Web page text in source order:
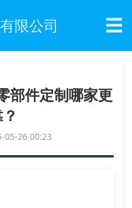
限公司 ☰
部件定制哪家更
05-26 00:23